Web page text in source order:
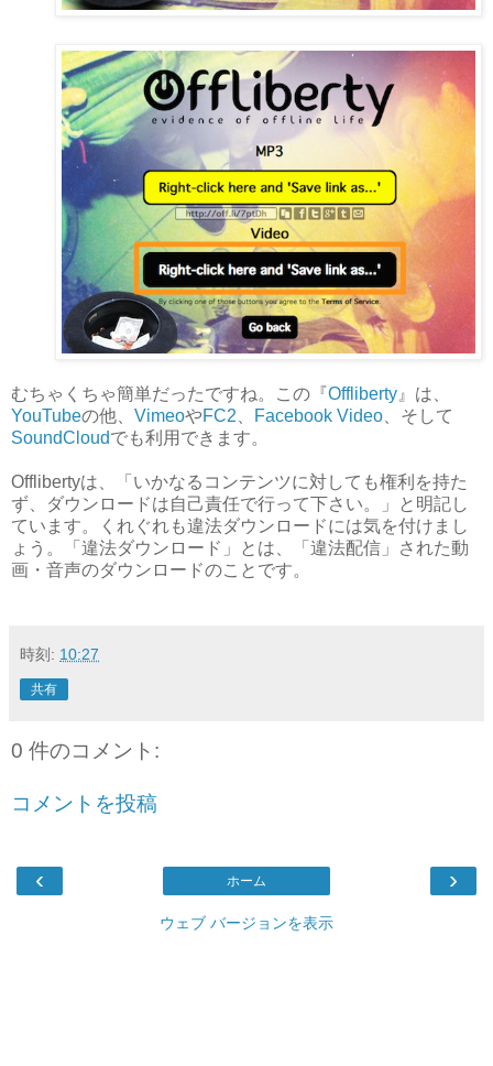
むちゃくちゃ簡単だったですね。この『Offliberty 』は、
YouTubeの他、 VimeoやFC2 Facebook Video 、そして
SoundCloudでも利用できます。
Offlibertyは、「いかなるコンテンツに対しても権利を持た
ず、ダウンロードは自己責任で行って下さい。」と明記し
ています。くれぐれも違法ダウンロードには気を付けまし
ょう。「違法ダウンロード」とは、「違法配信」された動
画・音声のダウンロードのことです。
時刻: 10:27
共有
0 件のコメント:
コメントを投稿
‹ ›
ホーム
ウェブ バージョンを表示